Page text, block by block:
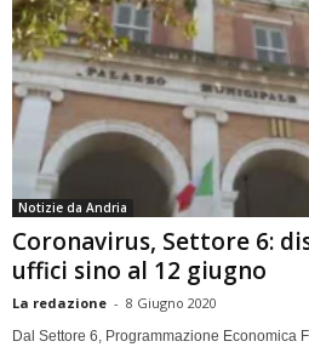
Notizie da Andria
Coronavirus, Settore 6:
uffici sino al 12 giugno
La redazione - 8 Giugno 2020
Dal Settore 6, Programmazione Economica